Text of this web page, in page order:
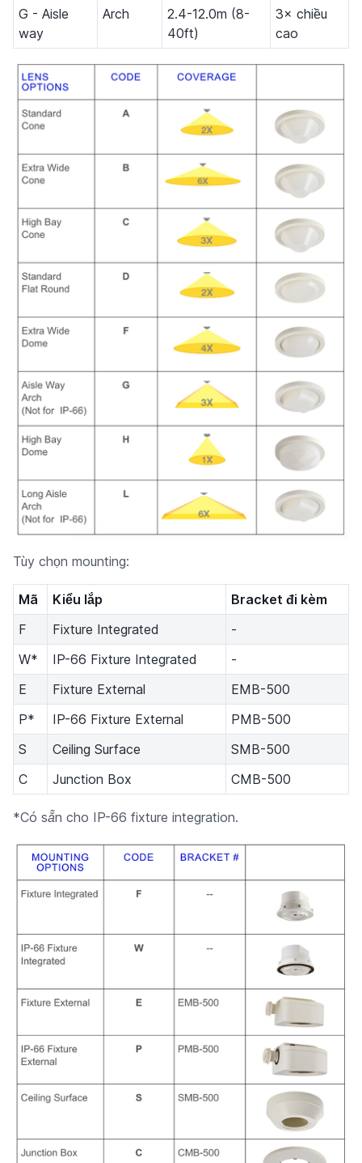
G - Aisle
way
Arch
2.4-12.0m (8-
40ft)
3× chiều
cao
Tùy chọn mounting:
Mã Kiểu lắp
Bracket đi kèm
F
Fixture Integrated
-
W*
IP-66 Fixture Integrated
-
E
Fixture External
EMB-500
P*
IP-66 Fixture External
PMB-500
S
Ceiling Surface
SMB-500
C
Junction Box CMB-500
*Có sẵn cho IP-66 fixture integration.